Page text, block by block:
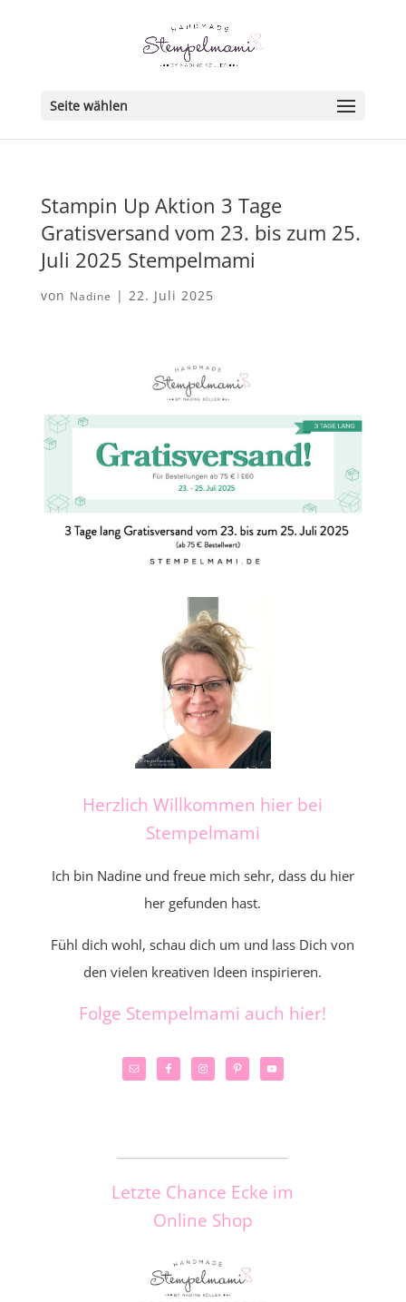
Seite wählen
Stampin Up Aktion 3 Tage
Gratisversand vom 23. bis zum 25.
Juli 2025 Stempelmami
von Nadine | 22. Juli 2025
Herzlich Willkommen hier bei
Stempelmami
Ich bin Nadine und freue mich sehr, dass du hier
her gefunden hast.
Fühl dich wohl, schau dich um und lass Dich von
den vielen kreativen Ideen inspirieren.
Folge Stempelmami auch hier!
Letzte Chance Ecke im
Online Shop